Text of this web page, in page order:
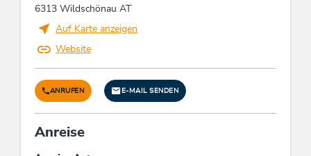
Eignung
Familien
Links
6313 Wildschönau AT
Auf Karte anzeigen
Website
ANRUFEN E-MAIL SENDEN
Anreise